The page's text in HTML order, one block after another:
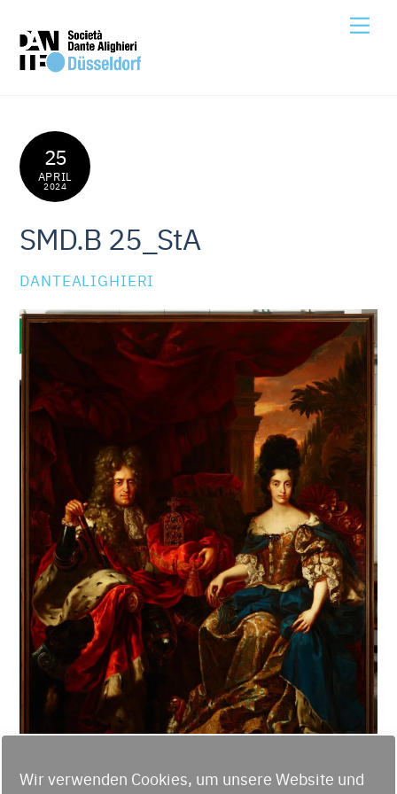
Wir verwenden Cookies, um unsere Website und
content
25
APRIL
2024
SMD.B 25_StA
DANTEALIGHIERI